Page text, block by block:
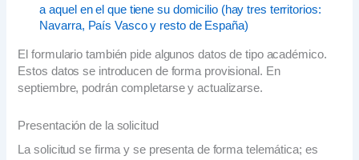
CIF/NIF de las empresas o titulares.
Importe de los ingresos totales brutos
a aquel en el que tiene su domicilio (hay tres territorios:
Navarra, País Vasco y resto de España)
Ingresos, incrementos patrimoniales o inmuebles
en otras Comunidades Autónomas.
incrementos patrimoniales o inmuebles.
El formulario también pide algunos datos de tipo académico.
Estos datos se introducen de forma provisional. En
septiembre, podrán completarse y actualizarse.
Presentación de la solicitud
La solicitud se firma y se presenta de forma telemática; es